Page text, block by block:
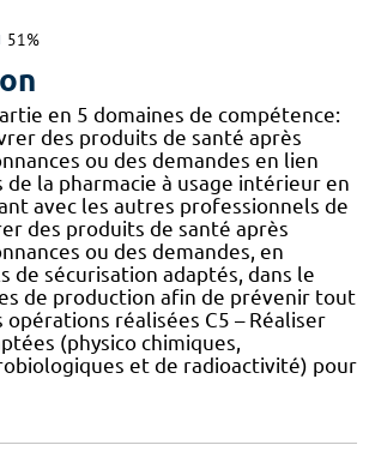
51%
en 5 domaines de compétence:
des produits de santé après
ou des demandes en lien
de la pharmacie à usage intérieur en
avec les autres professionnels de
des produits de santé après
ou des demandes, en
de sécurisation adaptés, dans le
de production afin de prévenir tout
réalisées C5 – Réaliser
(physico chimiques,
et de radioactivité) pour